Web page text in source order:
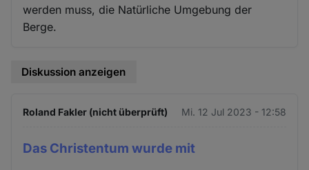
werden muss, die Natürliche Umgebung der
Berge.
Diskussion anzeigen
Roland Fakler (nicht überprüft) Mi. 12 Jul 2023 - 12:58
Das Christentum wurde mit